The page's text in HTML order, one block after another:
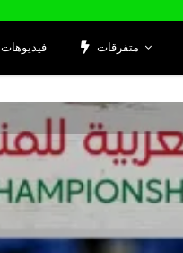
فيديوهات متفرقات